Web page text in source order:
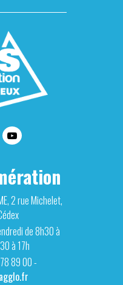
2 rue Michelet,
de 8h30 à
à 17h
89 00 -